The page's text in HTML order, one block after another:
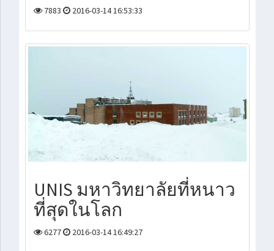
7883 2016-03-14 16:53:33
UNIS มหาวิทยาลัยที่หนาว
ที่สุดในโลก
6277 2016-03-14 16:49:27